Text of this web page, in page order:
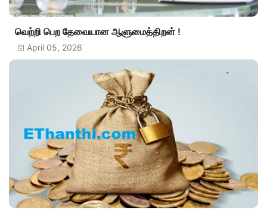
வெற்றி பெற தேவையான ஆளுமைத்திறன் !
April 05, 2026